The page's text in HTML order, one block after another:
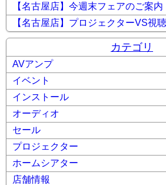
【名古屋店】今週末フェアのご案内
【名古屋店】プロジェクターVS視
カテゴリ
AVアンプ
イベント
インストール
オーディオ
セール
プロジェクター
ホームシアター
店舗情報